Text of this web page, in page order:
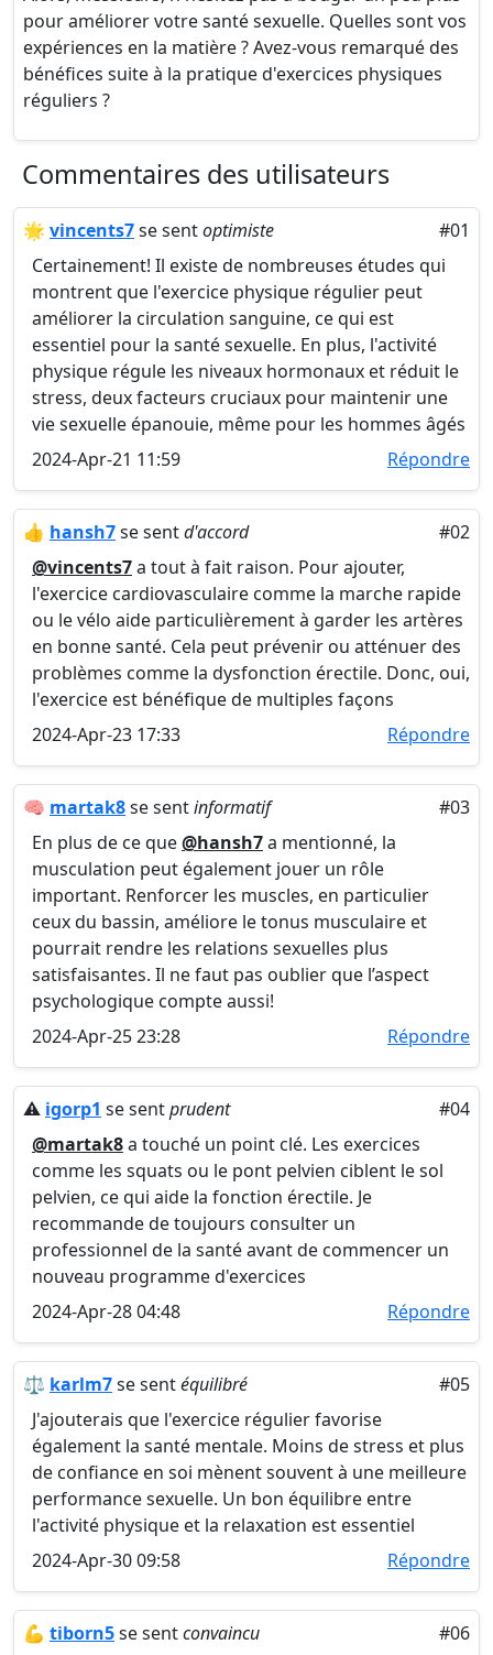
pour améliorer votre santé sexuelle. Quelles sont vos
expériences en la matière ? Avez-vous remarqué des
bénéfices suite à la pratique d'exercices physiques
réguliers ?
Commentaires des utilisateurs
🌟 vincents7se sentoptimiste
#01
Certainement! Il existe de nombreuses études qui
montrent que l'exercice physique régulier peut
améliorer la circulation sanguine, ce qui est
essentiel pour la santé sexuelle. En plus, l'activité
physique régule les niveaux hormonaux et réduit le
stress, deux facteurs cruciaux pour maintenir une
vie sexuelle épanouie, même pour les hommes âgés
2024-Apr-21 11:59
Répondre
👍 hansh7se sentd'accord
#02
@vincents7a tout à fait raison. Pour ajouter,
l'exercice cardiovasculaire comme la marche rapide
ou le vélo aide particulièrement à garder les artères
en bonne santé. Cela peut prévenir ou atténuer des
problèmes comme la dysfonction érectile. Donc, oui,
l'exercice est bénéfique de multiples façons
2024-Apr-23 17:33
Répondre
🧠 martak8se sentinformatif
#03
En plus de ce que@hansh7a mentionné, la
musculation peut également jouer un rôle
important. Renforcer les muscles, en particulier
ceux du bassin, améliore le tonus musculaire et
pourrait rendre les relations sexuelles plus
satisfaisantes. Il ne faut pas oublier que l’aspect
psychologique compte aussi!
2024-Apr-25 23:28
Répondre
⚠️ igorp1 se sentprudent
#04
@martak8a touché un point clé. Les exercices
comme les squats ou le pont pelvien ciblent le sol
pelvien, ce qui aide la fonction érectile. Je
recommande de toujours consulter un
professionnel de la santé avant de commencer un
nouveau programme d'exercices
2024-Apr-28 04:48
Répondre
⚖️ karlm7se sentéquilibré
#05
J'ajouterais que l'exercice régulier favorise
également la santé mentale. Moins de stress et plus
de confiance en soi mènent souvent à une meilleure
performance sexuelle. Un bon équilibre entre
l'activité physique et la relaxation est essentiel
2024-Apr-30 09:58
Répondre
💪 tiborn5se sentconvaincu
#06